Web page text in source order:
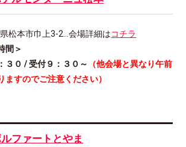
松本市巾上3-2…会場詳細はコチラ
間＞
３０ / 受付９：３０～
（他会場と異なり午前
ますのでご注意ください）
ファートとやま